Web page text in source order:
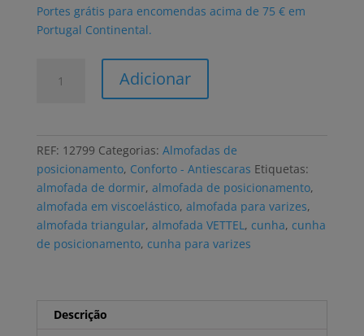
Portes grátis para encomendas acima de 75 € em
Portugal Continental.
Adicionar
REF: 12799 Categorias: Almofadas de
posicionamento, Conforto - Antiescaras Etiquetas:
almofada de dormir, almofada de posicionamento,
almofada em viscoelástico, almofada para varizes,
almofada triangular, almofada VETTEL, cunha, cunha
de posicionamento, cunha para varizes
Descrição